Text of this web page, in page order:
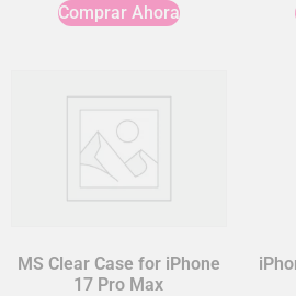
Comprar Ahora
MS Clear Case for iPhone
17 Pro Max